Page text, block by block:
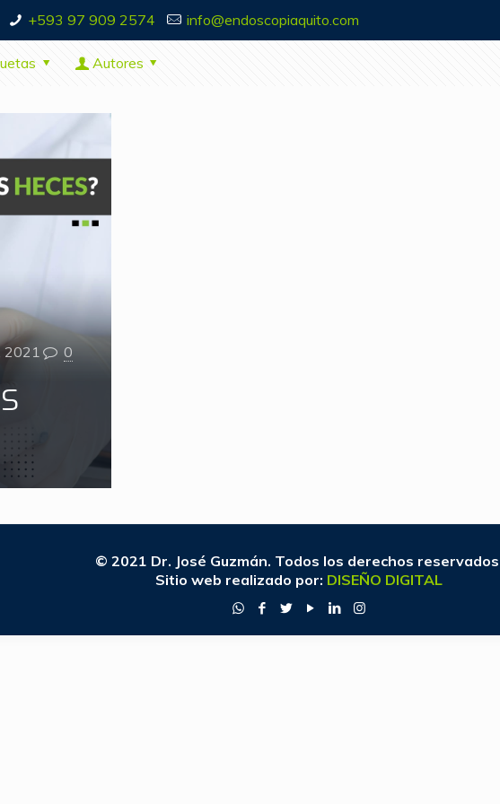
+593 97 909 2574 info@endoscopiaquito.com
Autores
2021 0
© 2021 Dr. José Guzmán. Todos los derechos
Sitio web realizado por: DISEÑO DIGITAL